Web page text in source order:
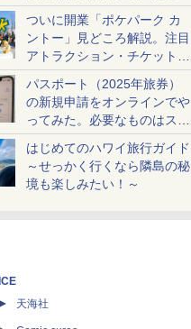
ケットも解説
ついに開業「ポケパーク カ
ントー」見どころ解説。注目
アトラクション・チケット手
配・来場前に必要な準備は？
パスポート（2025年旅券）
の新規申請をオンラインでや
ってみた。必要なものはスマ
ホとマイナカードのみ
はじめてのハワイ旅行ガイド
～せっかく行くなら隣島の秘
境も楽しみたい！～
ICE
天海社